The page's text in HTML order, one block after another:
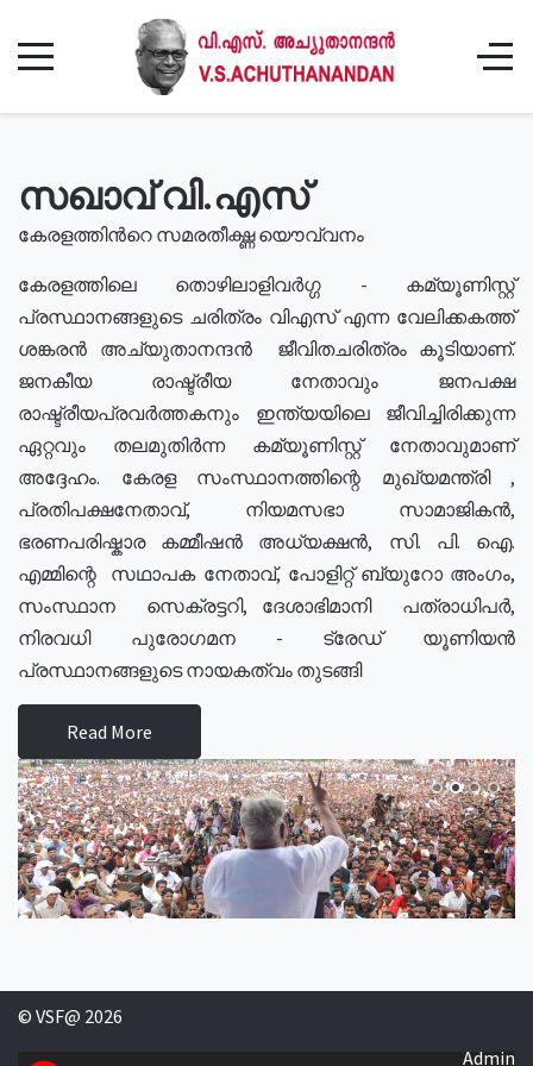
സഖാവ് വി.എസ്
കേരളത്തിൻറെ സമരതീക്ഷ്ണ യൌവ്വനം
കേരളത്തിലെ തൊഴിലാളിവർഗ്ഗ - കമ്യൂണിസ്റ്റ്
പ്രസ്ഥാനങ്ങളുടെ ചരിത്രം വിഎസ് എന്ന വേലിക്കകത്ത്
ശങ്കരൻ അച്യുതാനന്ദൻ ജീവിതചരിത്രം കൂടിയാണ്.
ജനകീയ രാഷ്ട്രീയ നേതാവും ജനപക്ഷ
രാഷ്ട്രീയപ്രവർത്തകനും ഇന്ത്യയിലെ ജീവിച്ചിരിക്കുന്ന
ഏറ്റവും തലമുതിർന്ന കമ്യൂണിസ്റ്റ് നേതാവുമാണ്
അദ്ദേഹം. കേരള സംസ്ഥാനത്തിന്റെ മുഖ്യമന്ത്രി ,
പ്രതിപക്ഷനേതാവ്, നിയമസഭാ സാമാജികൻ,
ഭരണപരിഷ്കാര കമ്മീഷൻ അധ്യക്ഷൻ, സി. പി. ഐ.
എമ്മിന്റെ സഥാപക നേതാവ്, പോളിറ്റ് ബ്യുറോ അംഗം,
സംസ്ഥാന സെക്രട്ടറി, ദേശാഭിമാനി പത്രാധിപർ,
നിരവധി പുരോഗമന - ട്രേഡ് യൂണിയൻ
പ്രസ്ഥാനങ്ങളുടെ നായകത്വം തുടങ്ങി
Read More
© VSF@ 2026
Admin